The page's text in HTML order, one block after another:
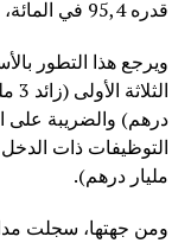
قدره 95,4 في المائة، وارتفاعا بواقع 6,5 مليار درهم.
ويرجع هذا التطور
درهم) والضريبة على
مليار درهم).
ومن جهتها، سجلت